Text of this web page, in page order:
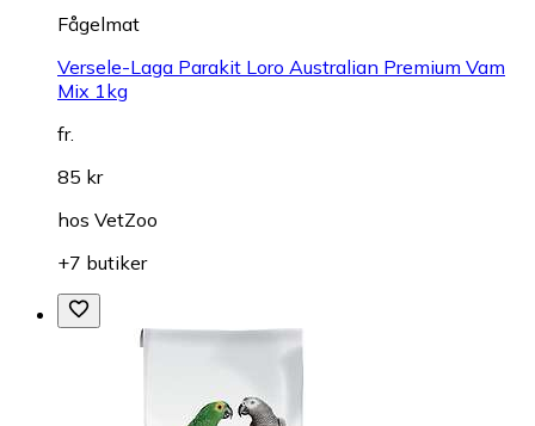
Fågelmat
Versele-Laga Parakit Loro Australian Premium Vam
Mix 1kg
fr.
85 kr
hos VetZoo
+7 butiker